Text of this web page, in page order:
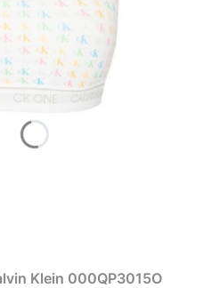
Klein 000QP3015O